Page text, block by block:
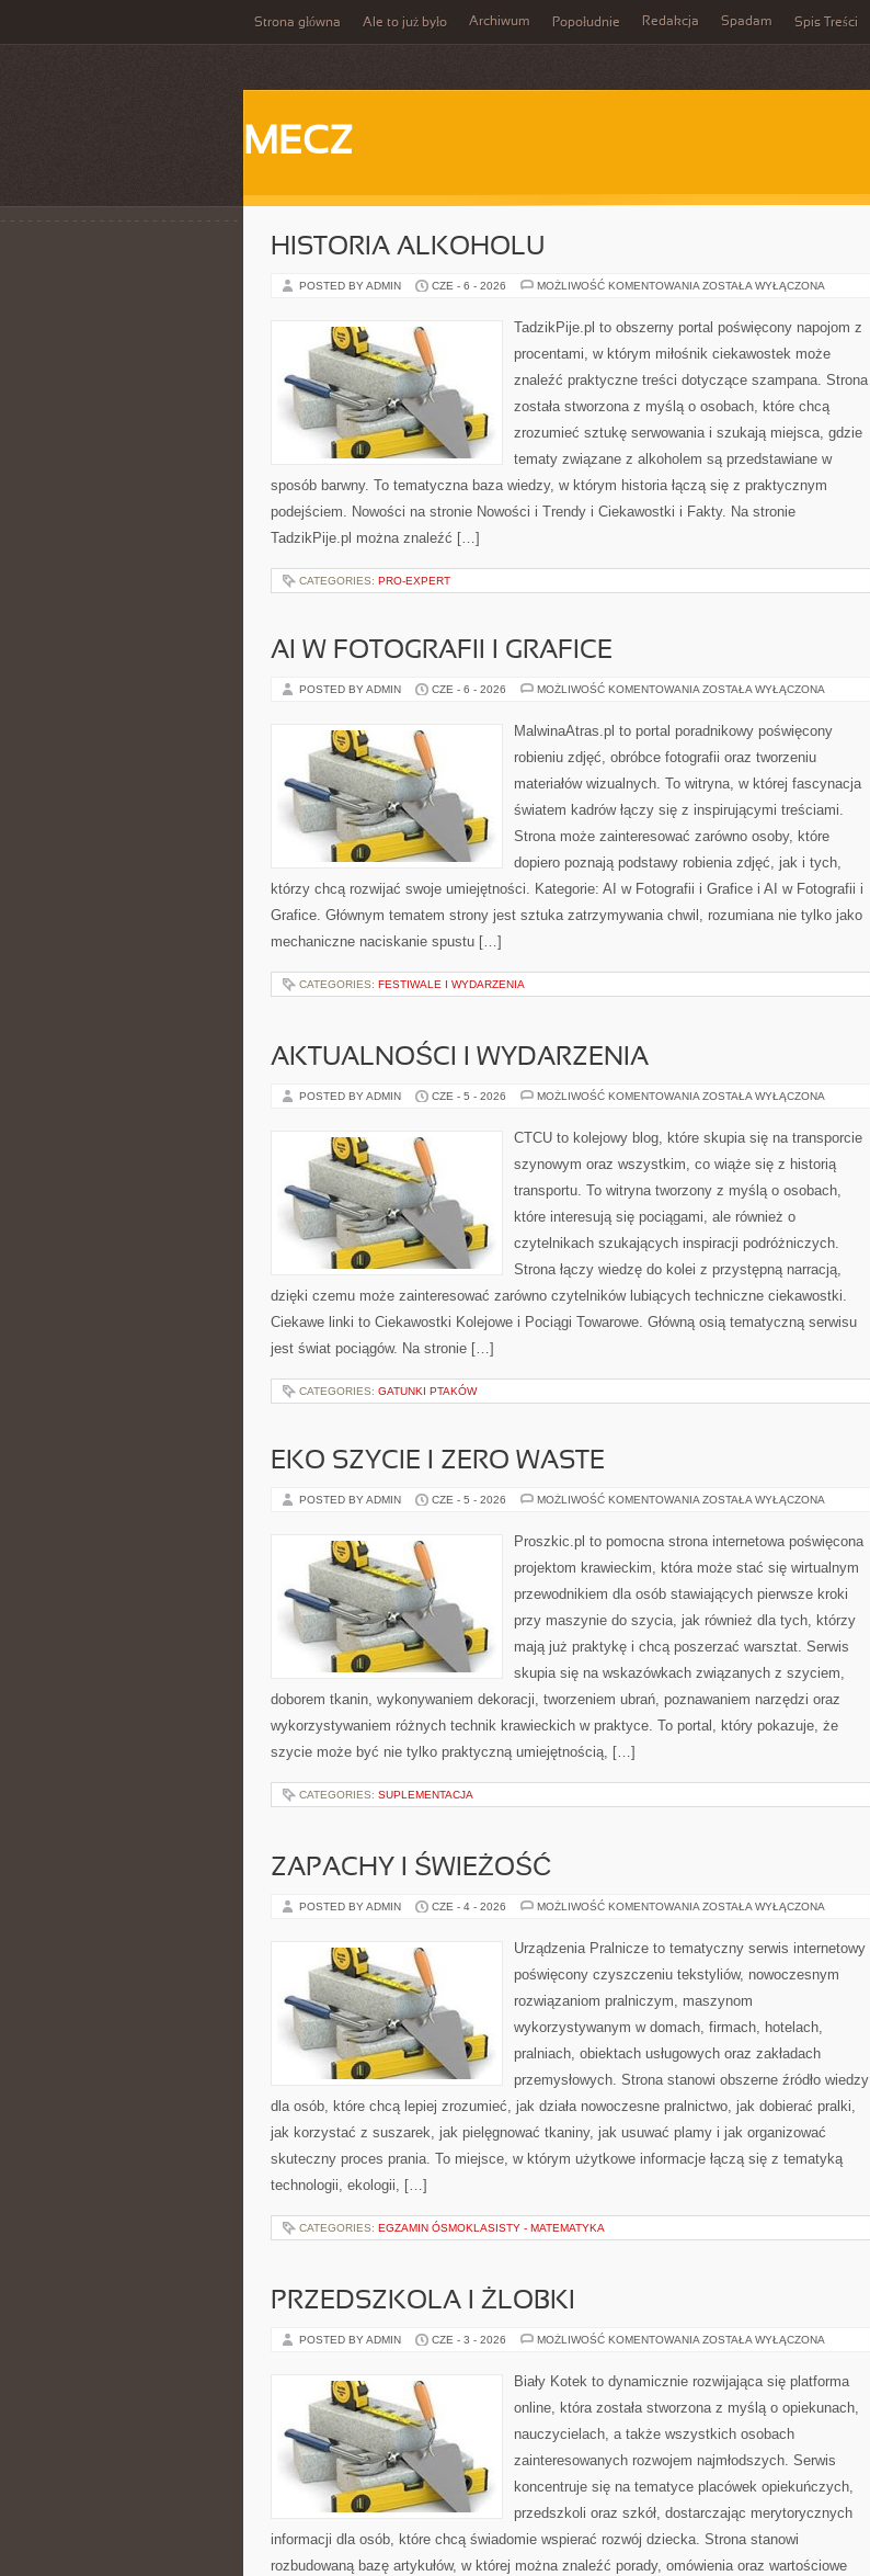
Strona główna Ale to już było Archiwum Popołudnie Redakcja Spadam Spis Treści
MECZ
HISTORIA ALKOHOLU
POSTED BY ADMIN CZE - 6 - 2026 MOŻLIWOŚĆ KOMENTOWANIA HISTORIA
ZOSTAŁA WYŁĄCZONA
TadzikPije.pl to obszerny portal poświęcony napojom z
procentami, w którym miłośnik ciekawostek może
znaleźć praktyczne treści dotyczące szampana. Strona
została stworzona z myślą o osobach, które chcą
zrozumieć sztukę serwowania i szukają miejsca, gdzie
tematy związane z alkoholem są przedstawiane w
sposób barwny. To tematyczna baza wiedzy, w którym historia łączą się z praktycznym
podejściem. Nowości na stronie Nowości i Trendy i Ciekawostki i Fakty. Na stronie
TadzikPije.pl można znaleźć […]
CATEGORIES: PRO-EXPERT
AI W FOTOGRAFII I GRAFICE
POSTED BY ADMIN CZE - 6 - 2026 MOŻLIWOŚĆ KOMENTOWANIA AI
GRAFICE
ZOSTAŁA WYŁĄCZONA
MalwinaAtras.pl to portal poradnikowy poświęcony
robieniu zdjęć, obróbce fotografii oraz tworzeniu
materiałów wizualnych. To witryna, w której fascynacja
światem kadrów łączy się z inspirującymi treściami.
Strona może zainteresować zarówno osoby, które
dopiero poznają podstawy robienia zdjęć, jak i tych,
którzy chcą rozwijać swoje umiejętności. Kategorie: AI w Fotografii i Grafice i AI w Fotografii i
Grafice. Głównym tematem strony jest sztuka zatrzymywania chwil, rozumiana nie tylko jako
mechaniczne naciskanie spustu […]
CATEGORIES: FESTIWALE I WYDARZENIA
AKTUALNOŚCI I WYDARZENIA
POSTED BY ADMIN CZE - 5 - 2026 MOŻLIWOŚĆ KOMENTOWANIA AKTUALNOŚCI
ZOSTAŁA WYŁĄCZONA
CTCU to kolejowy blog, które skupia się na transporcie
szynowym oraz wszystkim, co wiąże się z historią
transportu. To witryna tworzony z myślą o osobach,
które interesują się pociągami, ale również o
czytelnikach szukających inspiracji podróżniczych.
Strona łączy wiedzę do kolei z przystępną narracją,
dzięki czemu może zainteresować zarówno czytelników lubiących techniczne ciekawostki.
Ciekawe linki to Ciekawostki Kolejowe i Pociągi Towarowe. Główną osią tematyczną serwisu
jest świat pociągów. Na stronie […]
CATEGORIES: GATUNKI PTAKÓW
EKO SZYCIE I ZERO WASTE
POSTED BY ADMIN CZE - 5 - 2026 MOŻLIWOŚĆ KOMENTOWANIA EKO
ZERO
WASTE
ZOSTAŁA WYŁĄCZONA
Proszkic.pl to pomocna strona internetowa poświęcona
projektom krawieckim, która może stać się wirtualnym
przewodnikiem dla osób stawiających pierwsze kroki
przy maszynie do szycia, jak również dla tych, którzy
mają już praktykę i chcą poszerzać warsztat. Serwis
skupia się na wskazówkach związanych z szyciem,
doborem tkanin, wykonywaniem dekoracji, tworzeniem ubrań, poznawaniem narzędzi oraz
wykorzystywaniem różnych technik krawieckich w praktyce. To portal, który pokazuje, że
szycie może być nie tylko praktyczną umiejętnością, […]
CATEGORIES: SUPLEMENTACJA
ZAPACHY I ŚWIEŻOŚĆ
POSTED BY ADMIN CZE - 4 - 2026 MOŻLIWOŚĆ KOMENTOWANIA ZAPACHY
ZOSTAŁA WYŁĄCZONA
Urządzenia Pralnicze to tematyczny serwis internetowy
poświęcony czyszczeniu tekstyliów, nowoczesnym
rozwiązaniom pralniczym, maszynom
wykorzystywanym w domach, firmach, hotelach,
pralniach, obiektach usługowych oraz zakładach
przemysłowych. Strona stanowi obszerne źródło wiedzy
dla osób, które chcą lepiej zrozumieć, jak działa nowoczesne pralnictwo, jak dobierać pralki,
jak korzystać z suszarek, jak pielęgnować tkaniny, jak usuwać plamy i jak organizować
skuteczny proces prania. To miejsce, w którym użytkowe informacje łączą się z tematyką
technologii, ekologii, […]
CATEGORIES: EGZAMIN ÓSMOKLASISTY - MATEMATYKA
PRZEDSZKOLA I ŻLOBKI
POSTED BY ADMIN CZE - 3 - 2026 MOŻLIWOŚĆ KOMENTOWANIA PRZEDSZKOLA
ZOSTAŁA WYŁĄCZONA
Biały Kotek to dynamicznie rozwijająca się platforma
online, która została stworzona z myślą o opiekunach,
nauczycielach, a także wszystkich osobach
zainteresowanych rozwojem najmłodszych. Serwis
koncentruje się na tematyce placówek opiekuńczych,
przedszkoli oraz szkół, dostarczając merytorycznych
informacji dla osób, które chcą świadomie wspierać rozwój dziecka. Strona stanowi
rozbudowaną bazę artykułów, w której można znaleźć porady, omówienia oraz wartościowe